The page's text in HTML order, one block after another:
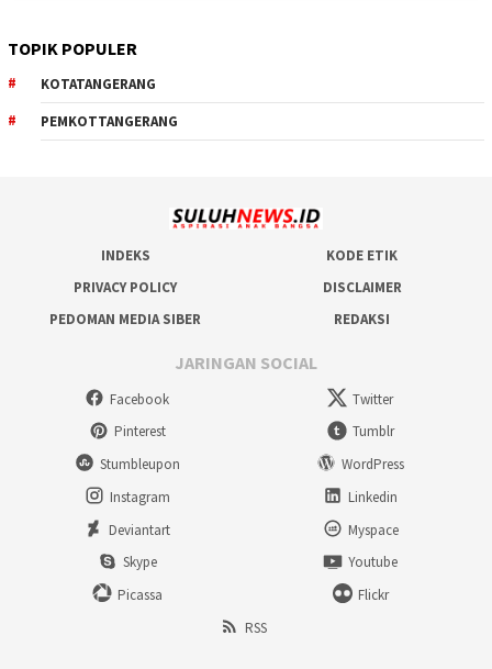
TOPIK POPULER
KOTATANGERANG
PEMKOTTANGERANG
INDEKS
KODE ETIK
PRIVACY POLICY
DISCLAIMER
PEDOMAN MEDIA SIBER
REDAKSI
JARINGAN SOCIAL
Facebook
Twitter
Pinterest
Tumblr
Stumbleupon
WordPress
Instagram
Linkedin
Deviantart
Myspace
Skype
Youtube
Picassa
Flickr
RSS